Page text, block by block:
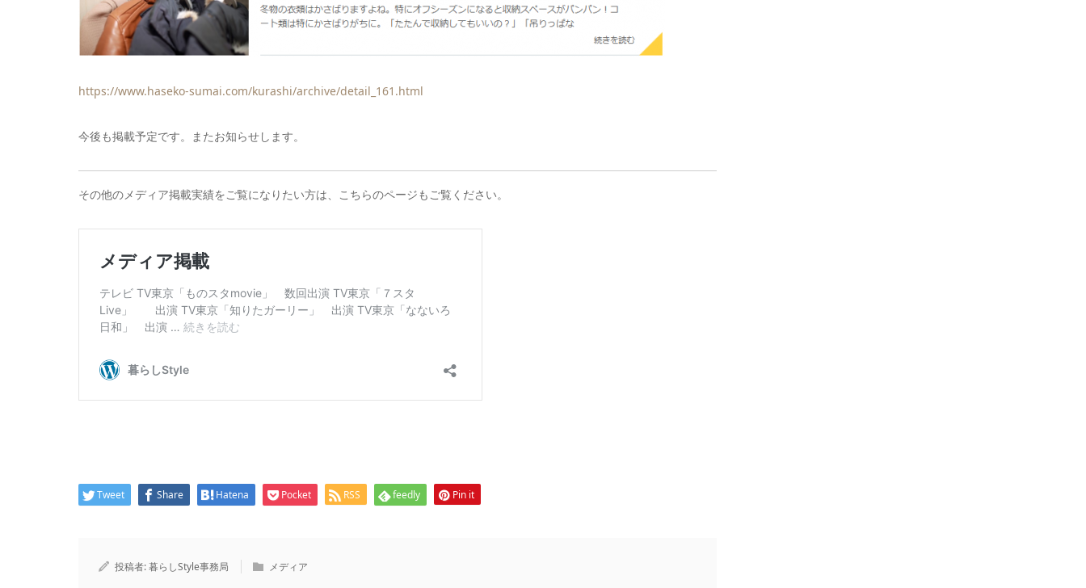
https://www.haseko-sumai.com/kurashi/archive/detail_161.html
今後も掲載予定です。またお知らせします。
その他のメディア掲載実績をご覧になりたい方は、こちらのページもご覧ください。
Tweet Share Hatena Pocket RSS feedly Pin it
投稿者:暮らしStyle事務局 メディア